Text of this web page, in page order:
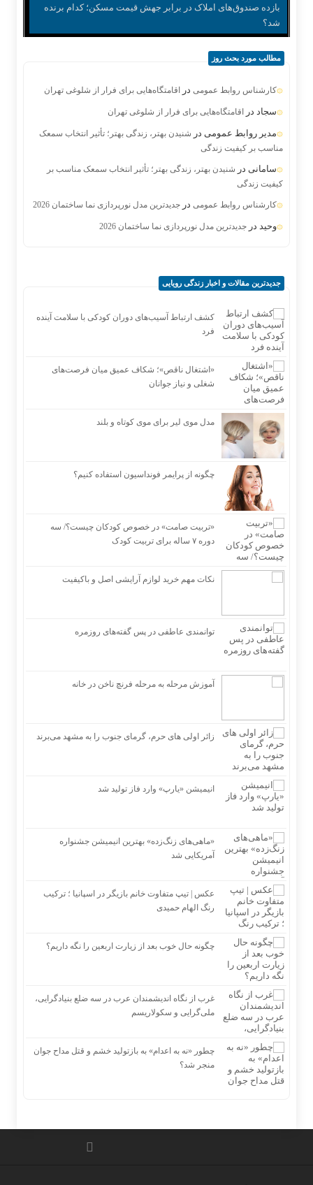
بازده صندوق‌های املاک در برابر جهش قیمت مسکن؛ کدام برنده
شد؟
مطالب مورد بحث روز
کارشناس روابط عمومی در اقامتگاه‌هایی برای فرار از شلوغی تهران
سجاد در اقامتگاه‌هایی برای فرار از شلوغی تهران
مدیر روابط عمومی در شنیدن بهتر، زندگی بهتر؛ تأثیر انتخاب سمعک
مناسب بر کیفیت زندگی
سامانی در شنیدن بهتر، زندگی بهتر؛ تأثیر انتخاب سمعک مناسب بر
کیفیت زندگی
کارشناس روابط عمومی در جدیدترین مدل نورپردازی نما ساختمان 2026
وحید در جدیدترین مدل نورپردازی نما ساختمان 2026
جدیدترین مقالات و اخبار زندگی رویایی
کشف ارتباط آسیب‌های دوران کودکی با سلامت آینده
فرد
«اشتغال ناقص»؛ شکاف عمیق میان فرصت‌های
شغلی و نیاز جوانان
مدل موی لیر برای موی کوتاه و بلند
چگونه از پرایمر فونداسیون استفاده کنیم؟
«تربیت صامت» در خصوص کودکان چیست؟/ سه
دوره ۷ ساله برای تربیت کودک
نکات مهم خرید لوازم آرایشی اصل و باکیفیت
توانمندی عاطفی در پس گفته‌های روزمره
آموزش مرحله به مرحله فرنچ ناخن در خانه
زائر اولی های حرم، گرمای جنوب را به مشهد می‌برند
انیمیشن «یارپ» وارد فاز تولید شد
«ماهی‌های زنگ‌زده» بهترین انیمیشن جشنواره
آمریکایی شد
عکس | تیپ متفاوت خانم بازیگر در اسپانیا ؛ ترکیب
رنگ الهام حمیدی
چگونه حال خوب بعد از زیارت اربعین را نگه داریم؟
غرب از نگاه اندیشمندان عرب در سه ضلع بنیادگرایی،
ملی‌گرایی و سکولاریسم
چطور «نه به اعدام» به بازتولید خشم و قتل مداح جوان
منجر شد؟